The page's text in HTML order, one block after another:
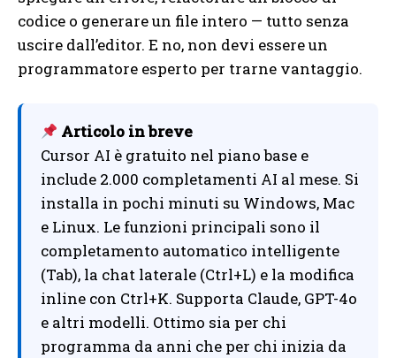
codice o generare un file intero — tutto senza
uscire dall’editor. E no, non devi essere un
programmatore esperto per trarne vantaggio.
Articolo in breve
Cursor AI è gratuito nel piano base e
include 2.000 completamenti AI al mese. Si
installa in pochi minuti su Windows, Mac
e Linux. Le funzioni principali sono il
completamento automatico intelligente
(Tab), la chat laterale (Ctrl+L) e la modifica
inline con Ctrl+K. Supporta Claude, GPT-4o
e altri modelli. Ottimo sia per chi
programma da anni che per chi inizia da